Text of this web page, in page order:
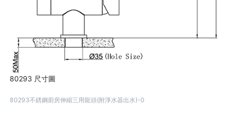
80293 尺寸圖
80293不銹鋼廚房伸縮三用龍頭(附淨水器出水)-0